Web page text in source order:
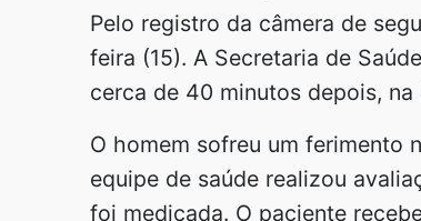
Pelo registro da câmera de
feira (15). A Secretaria de
cerca de 40 minutos depois,
O homem sofreu um ferimento
equipe de saúde realizou
foi medicada. O paciente